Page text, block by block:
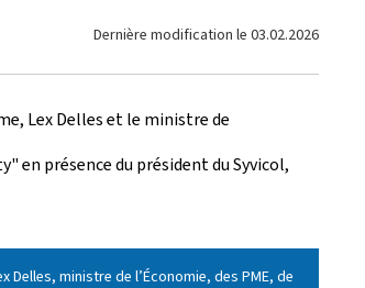
Dernière modification le 03.02.2026
Lex Delles et le ministre de
en présence du président du Syvicol,
ministre de l’Économie, des PME, de